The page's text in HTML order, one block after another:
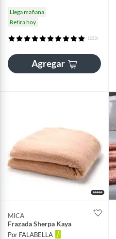
Llega mañana
Retira hoy
(233)
Agregar
MICA
Frazada Sherpa Kaya
Por FALABELLA